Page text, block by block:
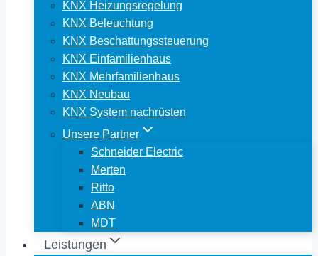
KNX Heizungsregelung
KNX Beleuchtung
KNX Beschattungssteuerung
KNX Einfamilienhaus
KNX Mehrfamilienhaus
KNX Neubau
KNX System nachrüsten
Unsere Partner
Schneider Electric
Merten
Ritto
ABN
MDT
Leistungen